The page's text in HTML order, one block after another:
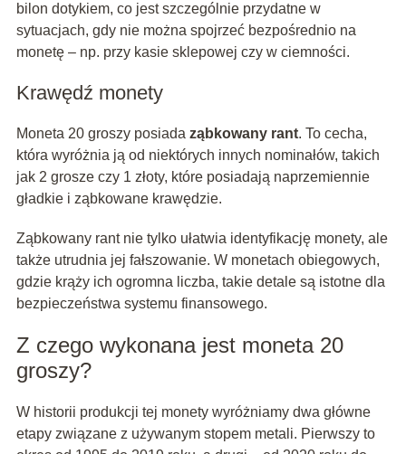
bilon dotykiem, co jest szczególnie przydatne w
sytuacjach, gdy nie można spojrzeć bezpośrednio na
monetę – np. przy kasie sklepowej czy w ciemności.
Krawędź monety
Moneta 20 groszy posiada ząbkowany rant. To cecha,
która wyróżnia ją od niektórych innych nominałów, takich
jak 2 grosze czy 1 złoty, które posiadają naprzemiennie
gładkie i ząbkowane krawędzie.
Ząbkowany rant nie tylko ułatwia identyfikację monety, ale
także utrudnia jej fałszowanie. W monetach obiegowych,
gdzie krąży ich ogromna liczba, takie detale są istotne dla
bezpieczeństwa systemu finansowego.
Z czego wykonana jest moneta 20
groszy?
W historii produkcji tej monety wyróżniamy dwa główne
etapy związane z używanym stopem metali. Pierwszy to